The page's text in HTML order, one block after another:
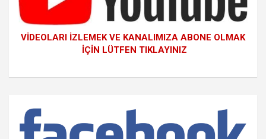
VİDEOLARI İZLEMEK VE KANALIMIZA ABONE OLMAK
İÇİN LÜTFEN TIKLAYINIZ